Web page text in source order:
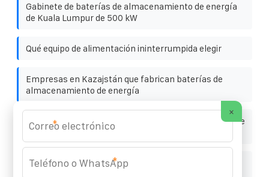
Gabinete de baterías de almacenamiento de energía
de Kuala Lumpur de 500 kW
Qué equipo de alimentación ininterrumpida elegir
Empresas en Kazajstán que fabrican baterías de
almacenamiento de energía
Los tres principales envíos mundiales de productos de
almacenamiento de energía
Fabricante de soportes de riel de aluminio para
×
*
*